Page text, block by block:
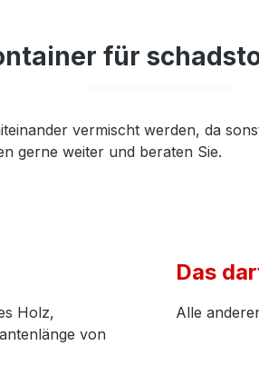
für
vermischt werden, da
gerne weiter und beraten Sie.
Holz,
von
Das
Alle